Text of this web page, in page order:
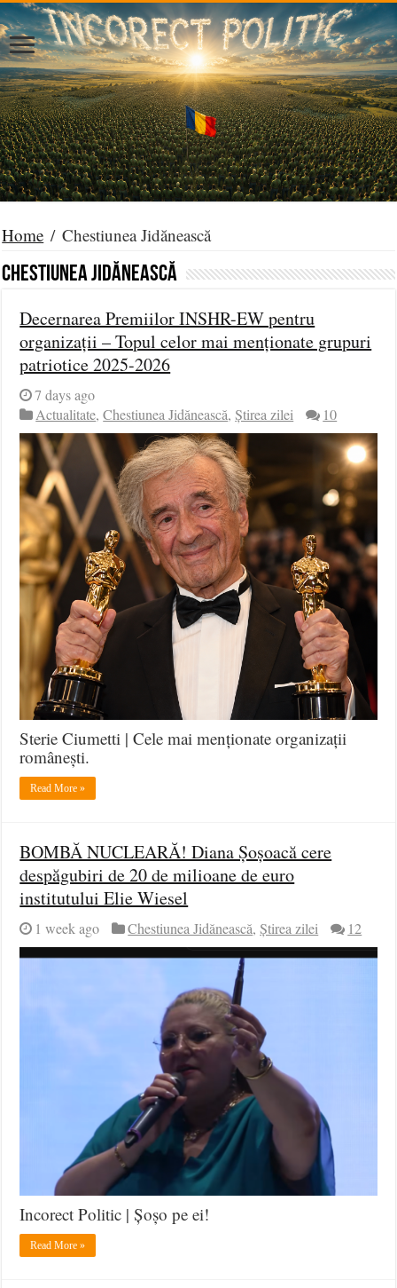
Home / Chestiunea Jidănească
Chestiunea Jidănească
Decernarea Premiilor INSHR-EW pentru
organizații – Topul celor mai menționate grupuri
patriotice 2025-2026
7 days ago
Actualitate,Chestiunea Jidănească,Știrea zilei 10
Sterie Ciumetti | Cele mai menționate organizații
românești.
Read More »
BOMBĂ NUCLEARĂ! Diana Șoșoacă cere
despăgubiri de 20 de milioane de euro
institutului Elie Wiesel
1 week ago Chestiunea Jidănească,Știrea zilei 12
Incorect Politic | Șoșo pe ei!
Read More »